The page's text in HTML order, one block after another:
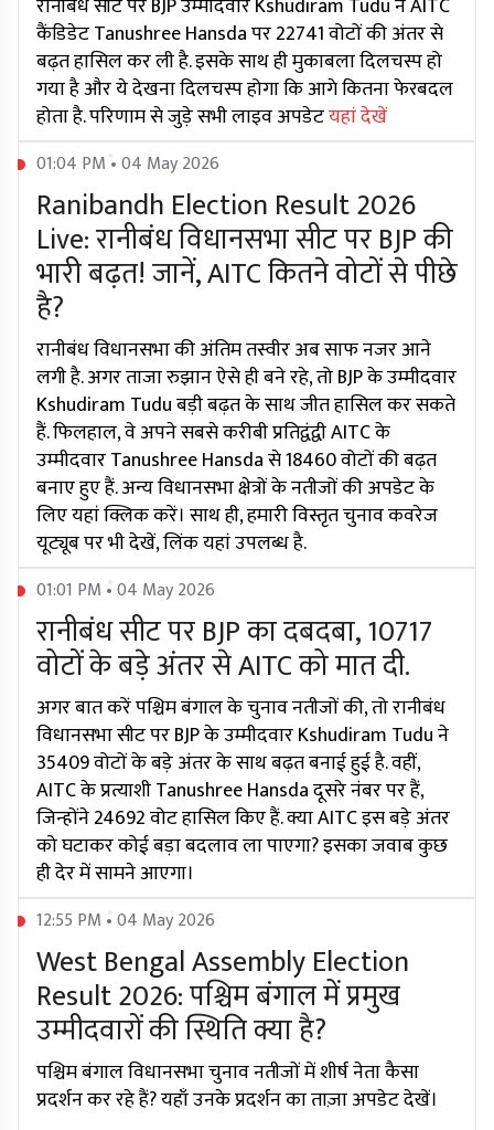
रानीबंध सीट पर BJP उम्मीदवार Kshudiram Tudu ने AITC
कैंडिडेट Tanushree Hansda पर 22741 वोटों की अंतर से
बढ़त हासिल कर ली है. इसके साथ ही मुकाबला दिलचस्प हो
गया है और ये देखना दिलचस्प होगा कि आगे कितना फेरबदल
होता है. परिणाम से जुड़े सभी लाइव अपडेटयहां देखें
01:04 PM • 04 May 2026
Ranibandh Election Result 2026
Live: रानीबंध विधानसभा सीट पर BJP की
भारी बढ़त! जानें, AITC कितने वोटों से पीछे
है?
रानीबंध विधानसभा की अंतिम तस्वीर अब साफ नजर आने
लगी है. अगर ताजा रुझान ऐसे ही बने रहे, तो BJP के उम्मीदवार
Kshudiram Tudu बड़ी बढ़त के साथ जीत हासिल कर सकते
हैं. फिलहाल, वे अपने सबसे करीबी प्रतिद्वंद्वी AITC के
उम्मीदवार Tanushree Hansda से 18460 वोटों की बढ़त
बनाए हुए हैं. अन्य विधानसभा क्षेत्रों के नतीजों की अपडेट के
लिए यहां क्लिक करें। साथ ही, हमारी विस्तृत चुनाव कवरेज
यूट्यूब पर भी देखें, लिंक यहां उपलब्ध है.
01:01 PM • 04 May 2026
रानीबंध सीट पर BJP का दबदबा, 10717
वोटों के बड़े अंतर से AITC को मात दी.
अगर बात करें पश्चिम बंगाल के चुनाव नतीजों की, तो रानीबंध
विधानसभा सीट पर BJP के उम्मीदवार Kshudiram Tudu ने
35409 वोटों के बड़े अंतर के साथ बढ़त बनाई हुई है. वहीं,
AITC के प्रत्याशी Tanushree Hansda दूसरे नंबर पर हैं,
जिन्होंने 24692 वोट हासिल किए हैं. क्या AITC इस बड़े अंतर
को घटाकर कोई बड़ा बदलाव ला पाएगा? इसका जवाब कुछ
ही देर में सामने आएगा।
12:55 PM • 04 May 2026
West Bengal Assembly Election
Result 2026: पश्चिम बंगाल में प्रमुख
उम्मीदवारों की स्थिति क्या है?
पश्चिम बंगाल विधानसभा चुनाव नतीजों में शीर्ष नेता कैसा
प्रदर्शन कर रहे हैं? यहाँ उनके प्रदर्शन का ताज़ा अपडेट देखें।